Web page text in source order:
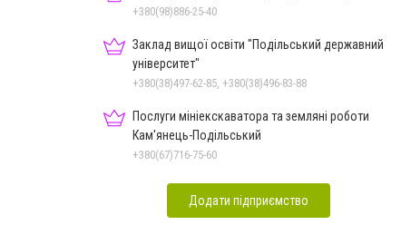
+380(98)886-25-40
Заклад вищої освіти "Подільський державний
університет"
+380(38)497-62-85, +380(38)496-83-88
Послуги мініекскаватора та земляні роботи
Кам'янець-Подільський
+380(67)716-75-60
Додати підприємство